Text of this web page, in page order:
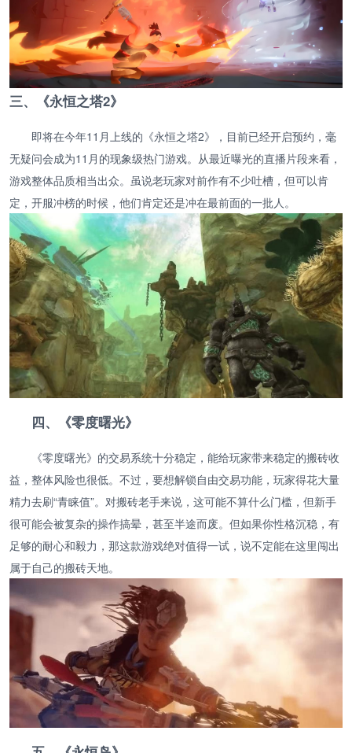
三、《永恒之塔2》
即将在今年11月上线的《永恒之塔2》，目前已经开启预约，毫
无疑问会成为11月的现象级热门游戏。从最近曝光的直播片段来看，
游戏整体品质相当出众。虽说老玩家对前作有不少吐槽，但可以肯
定，开服冲榜的时候，他们肯定还是冲在最前面的一批人。
四、《零度曙光》
《零度曙光》的交易系统十分稳定，能给玩家带来稳定的搬砖收
益，整体风险也很低。不过，要想解锁自由交易功能，玩家得花大量
精力去刷“青睐值”。对搬砖老手来说，这可能不算什么门槛，但新手
很可能会被复杂的操作搞晕，甚至半途而废。但如果你性格沉稳，有
足够的耐心和毅力，那这款游戏绝对值得一试，说不定能在这里闯出
属于自己的搬砖天地。